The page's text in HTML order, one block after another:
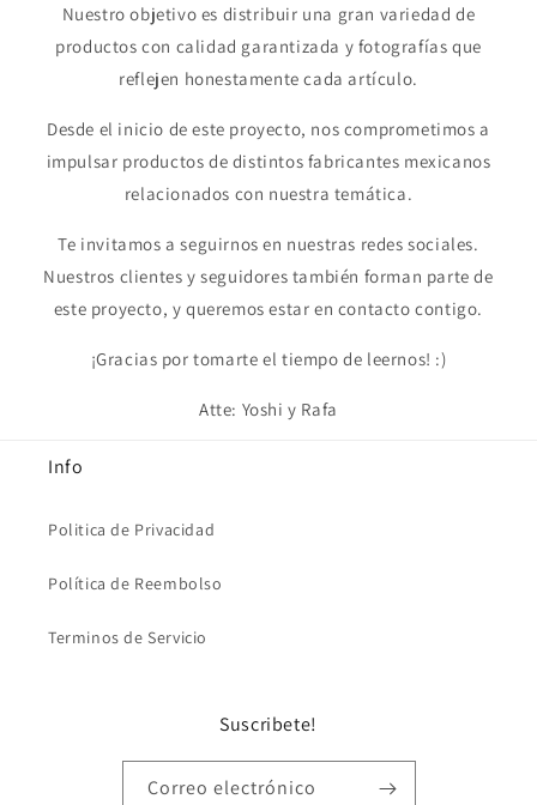
Nuestro objetivo es distribuir una gran variedad de
productos con calidad garantizada y fotografías que
reflejen honestamente cada artículo.
Desde el inicio de este proyecto, nos comprometimos a
impulsar productos de distintos fabricantes mexicanos
relacionados con nuestra temática.
Te invitamos a seguirnos en nuestras redes sociales.
Nuestros clientes y seguidores también forman parte de
este proyecto, y queremos estar en contacto contigo.
¡Gracias por tomarte el tiempo de leernos! :)
Atte: Yoshi y Rafa
Info
Politica de Privacidad
Política de Reembolso
Terminos de Servicio
Suscribete!
Correo electrónico